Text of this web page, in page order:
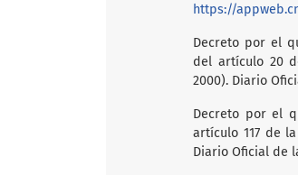
https://
Decreto por el
del artículo 20
2000). Diario
Decreto por el
artículo 117 de
Diario Oficial de